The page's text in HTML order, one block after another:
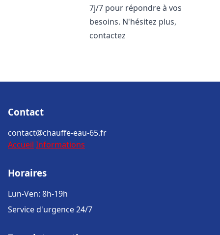
7j/7 pour répondre à vos
besoins. N'hésitez plus,
contactez
Contact
contact@chauffe-eau-65.fr
Accueil Informations
Horaires
Lun-Ven: 8h-19h
Service d'urgence 24/7